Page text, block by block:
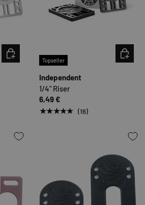
OPTIONEN AUSWÄHLEN
Topseller
Independent
1/4" Riser
6,49 €
★★★★★ (16)